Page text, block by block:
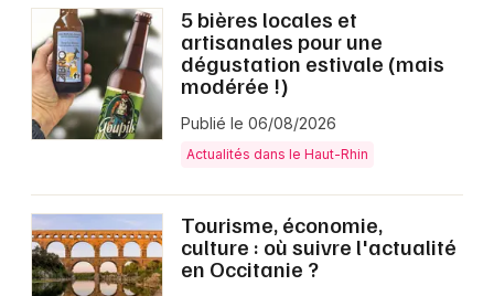
5 bières locales et
artisanales pour une
dégustation estivale (mais
modérée !)
Publié le 06/08/2026
Actualités dans le Haut-Rhin
Tourisme, économie,
culture : où suivre l'actualité
en Occitanie ?